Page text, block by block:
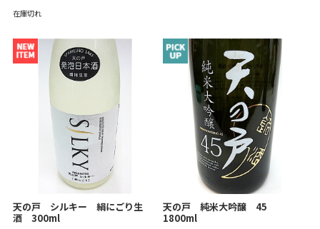
在庫切れ
天の戸 シルキー 絹にごり生
酒 300ml
天の戸 純米大吟醸 45
1800ml